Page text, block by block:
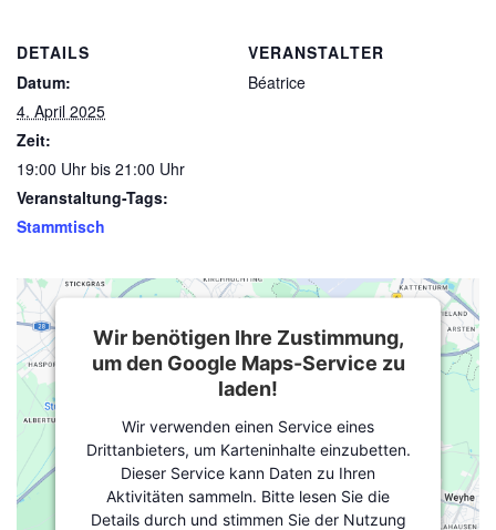
DETAILS
Datum:
4. April 2025
Zeit:
19:00 Uhr bis 21:00 Uhr
Veranstaltung-Tags:
Stammtisch
VERANSTALTER
Béatrice
Wir benötigen Ihre Zustimmung,
um den Google Maps-Service zu
laden!
Wir verwenden einen Service eines
Drittanbieters, um Karteninhalte einzubetten.
Dieser Service kann Daten zu Ihren
Aktivitäten sammeln. Bitte lesen Sie die
Details durch und stimmen Sie der Nutzung